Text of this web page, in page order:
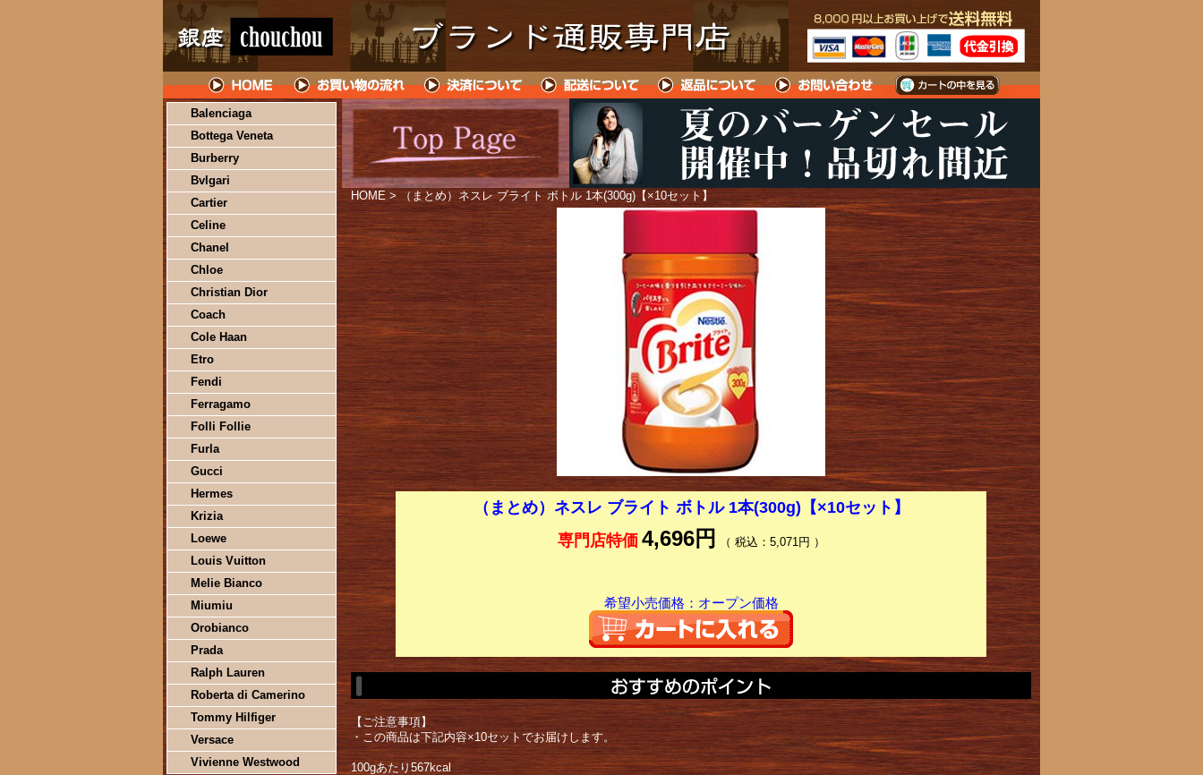
Balenciaga
Bottega Veneta
Burberry
Bvlgari
Cartier
Celine
Chanel
Chloe
Christian Dior
Coach
Cole Haan
Etro
Fendi
Ferragamo
Folli Follie
Furla
Gucci
Hermes
Krizia
Loewe
Louis Vuitton
Melie Bianco
Miumiu
Orobianco
Prada
Ralph Lauren
Roberta di Camerino
Tommy Hilfiger
Versace
Vivienne Westwood
HOME > （まとめ）ネスレ ブライト ボトル 1本(300g)【×10セット】
（まとめ）ネスレ ブライト ボトル 1本(300g)【×10セット】
専門店特価 4,696円 （ 税込：5,071円 ）
希望小売価格：オープン価格
【ご注意事項】
・この商品は下記内容×10セットでお届けします。
100gあたり567kcal